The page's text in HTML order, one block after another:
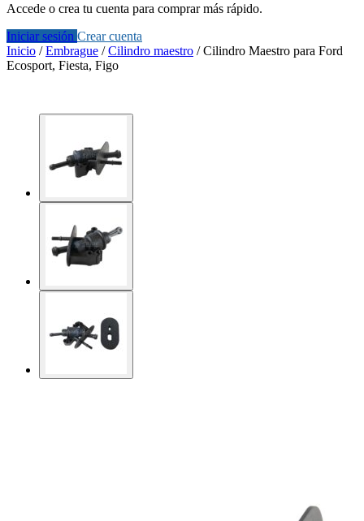
Accede o crea tu cuenta para comprar más rápido.
Iniciar sesión Crear cuenta
Inicio /Embrague /Cilindro maestro /Cilindro Maestro para Ford
Ecosport, Fiesta, Figo